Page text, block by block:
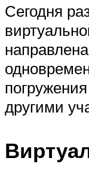
Сегодня
другими